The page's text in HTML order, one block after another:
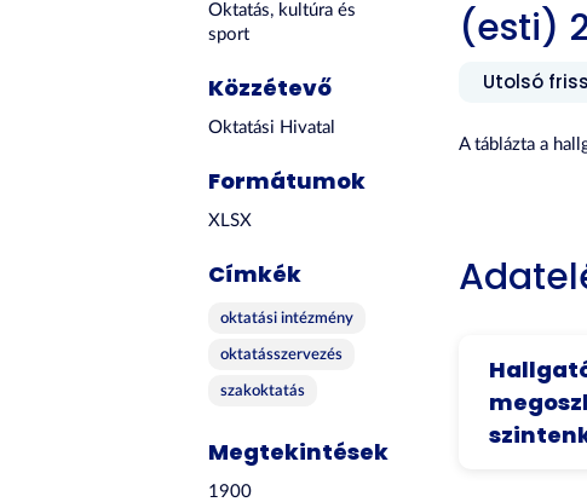
Oktatás, kultúra és
sport
Közzétevő
Oktatási Hivatal
Formátumok
XLSX
Címkék
oktatási intézmény
oktatásszervezés
szakoktatás
Megtekintések
1900
(esti)
Utolsó
A táblázta a